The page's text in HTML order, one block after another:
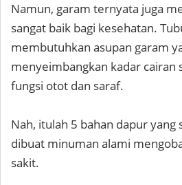
Namun, garam ternyata juga
sangat baik bagi kesehatan.
membutuhkan asupan garam
menyeimbangkan kadar cairan
fungsi otot dan saraf.
Nah, itulah 5 bahan dapur yang
dibuat minuman alami
sakit.